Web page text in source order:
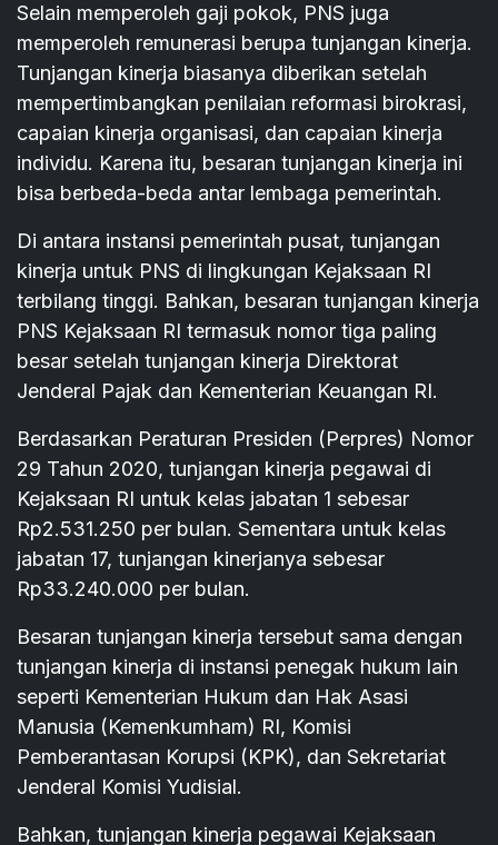
Selain memperoleh gaji pokok, PNS juga
memperoleh remunerasi berupa tunjangan kinerja.
Tunjangan kinerja biasanya diberikan setelah
mempertimbangkan penilaian reformasi birokrasi,
capaian kinerja organisasi, dan capaian kinerja
individu. Karena itu, besaran tunjangan kinerja ini
bisa berbeda-beda antar lembaga pemerintah.
Di antara instansi pemerintah pusat, tunjangan
kinerja untuk PNS di lingkungan Kejaksaan RI
terbilang tinggi. Bahkan, besaran tunjangan kinerja
PNS Kejaksaan RI termasuk nomor tiga paling
besar setelah tunjangan kinerja Direktorat
Jenderal Pajak dan Kementerian Keuangan RI.
Berdasarkan Peraturan Presiden (Perpres) Nomor
29 Tahun 2020, tunjangan kinerja pegawai di
Kejaksaan RI untuk kelas jabatan 1 sebesar
Rp2.531.250 per bulan. Sementara untuk kelas
jabatan 17, tunjangan kinerjanya sebesar
Rp33.240.000 per bulan.
Besaran tunjangan kinerja tersebut sama dengan
tunjangan kinerja di instansi penegak hukum lain
seperti Kementerian Hukum dan Hak Asasi
Manusia (Kemenkumham) RI, Komisi
Pemberantasan Korupsi (KPK), dan Sekretariat
Jenderal Komisi Yudisial.
Bahkan, tunjangan kinerja pegawai Kejaksaan